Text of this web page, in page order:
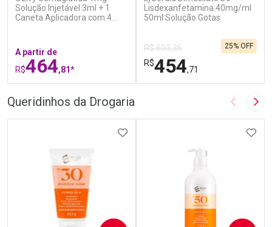
Solução Injetável 3ml + 1
Caneta Aplicadora com 4
A partir de
R$464,81*
Lisdexanfetamina 40mg/ml
50ml Solução Gotas
R$ 603,36
R$454,71
25% OFF
Queridinhos da Drogaria Imagem
ADICIONAR AOS FAVORITOS